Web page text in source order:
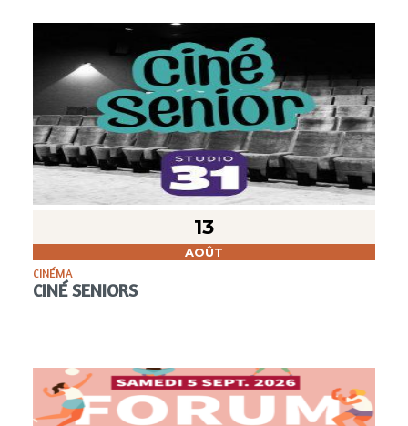
13
AOÛT
CINÉMA
CINÉ SENIORS